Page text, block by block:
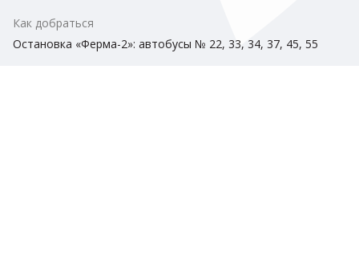
Как добраться
Остановка «Ферма-2»: автобусы № 22, 33, 34, 37, 45, 55